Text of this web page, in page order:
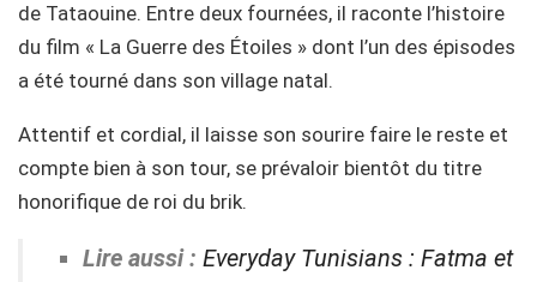
de Tataouine. Entre deux fournées, il raconte l’histoire
du film « La Guerre des Étoiles » dont l’un des épisodes
a été tourné dans son village natal.
Attentif et cordial, il laisse son sourire faire le reste et
compte bien à son tour, se prévaloir bientôt du titre
honorifique de roi du brik.
Lire aussi : Everyday Tunisians : Fatma et